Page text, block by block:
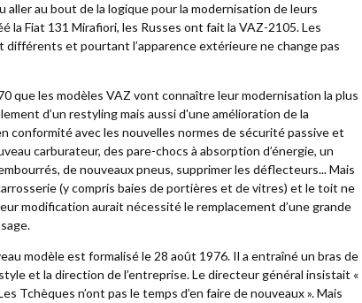
aller au bout de la logique pour la modernisation de leurs
la Fiat 131 Mirafiori, les Russes ont fait la VAZ-2105. Les
différents et pourtant l’apparence extérieure ne change pas
que les modèles VAZ vont connaître leur modernisation la plus
d’un restyling mais aussi d'une amélioration de la
conformité avec les nouvelles normes de sécurité passive et
carburateur, des pare-chocs à absorption d’énergie, un
de nouveaux pneus, supprimer les déflecteurs... Mais
(y compris baies de portières et de vitres) et le toit ne
modification aurait nécessité le remplacement d’une grande
modèle est formalisé le 28 août 1976. Il a entraîné un bras de
et la direction de l’entreprise. Le directeur général insistait «
Tchèques n’ont pas le temps d’en faire de nouveaux ». Mais